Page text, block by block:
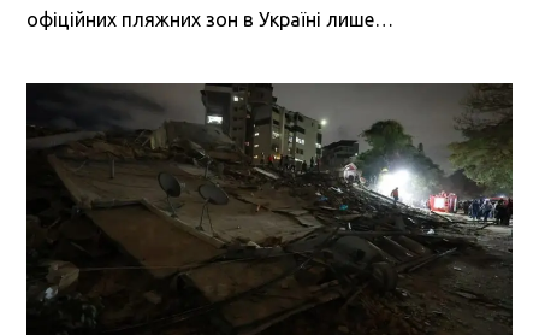
офіційних пляжних зон в Україні лише…